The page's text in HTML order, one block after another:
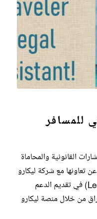
للمسافر
القانونية والمحاماة
تعاونها مع شركة ليكارو
انكوربوريتد (Leagroo Incorporated) في تقديم الدعم
من خلال منصة ليكارو